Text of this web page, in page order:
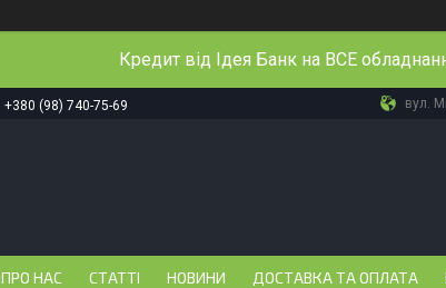
Кредит від Ідея Банк на ВСЕ
+380 (98) 740-75-69 вул.
ПРО НАС СТАТТІ НОВИНИ ДОСТАВКА ТА ОПЛАТА